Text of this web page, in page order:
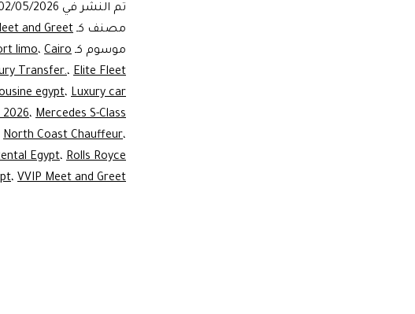
|
تم النشر في 05/2026
مصنف كـ and Greet.
موسوم كـ
limo، Cairo
Transfer.، Elite Fleet
egypt، Luxury car
2026، Mercedes S-Class
North Coast Chauffeur،
Egypt، Rolls Royce
، VVIP Meet and Greet.